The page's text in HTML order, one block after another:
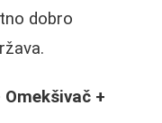
dobro
+